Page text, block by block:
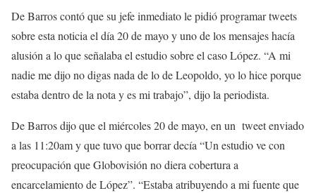
De Barros contó que su jefe inmediato le pidió programar tweets
sobre esta noticia el día 20 de mayo y uno de los mensajes hacía
alusión a lo que señalaba el estudio sobre el caso López. “A mi
nadie me dijo no digas nada de lo de Leopoldo, yo lo hice porque
estaba dentro de la nota y es mi trabajo”, dijo la periodista.
De Barros dijo que el miércoles 20 de mayo, en un tweet enviado
a las 11:20am y que tuvo que borrar decía “Un estudio ve con
preocupación que Globovisión no diera cobertura a
encarcelamiento de López”. “Estaba atribuyendo a mi fuente que